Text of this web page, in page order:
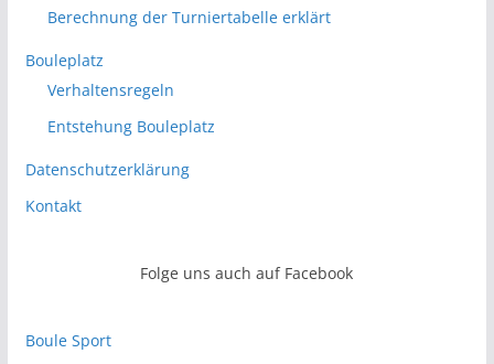
Berechnung der Turniertabelle erklärt
Bouleplatz
Verhaltensregeln
Entstehung Bouleplatz
Datenschutzerklärung
Kontakt
Folge uns auch auf Facebook
Boule Sport